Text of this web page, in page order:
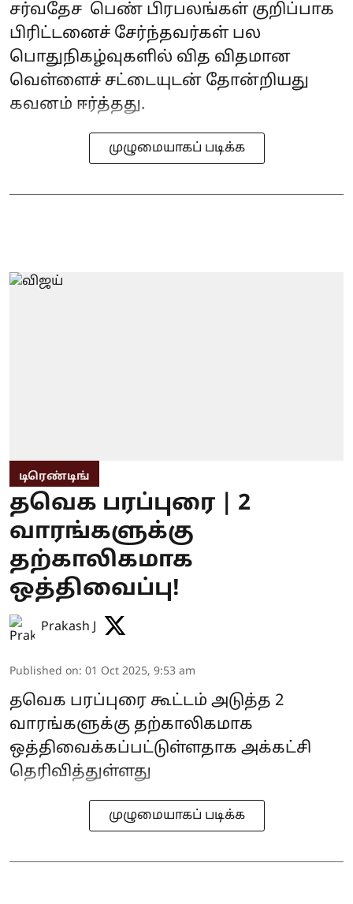
சர்வதேச பெண் பிரபலங்கள் குறிப்பாக
பிரிட்டனைச் சேர்ந்தவர்கள் பல
பொதுநிகழ்வுகளில் வித விதமான
வெள்ளைச் சட்டையுடன் தோன்றியது
கவனம் ஈர்த்தது.
முழுமையாகப் படிக்க
டிரெண்டிங்
தவெக பரப்புரை | 2
வாரங்களுக்கு
தற்காலிகமாக
ஒத்திவைப்பு!
Prakash J
Published on: 01 Oct 2025, 9:53 am
தவெக பரப்புரை கூட்டம் அடுத்த 2
வாரங்களுக்கு தற்காலிகமாக
ஒத்திவைக்கப்பட்டுள்ளதாக அக்கட்சி
தெரிவித்துள்ளது
முழுமையாகப் படிக்க